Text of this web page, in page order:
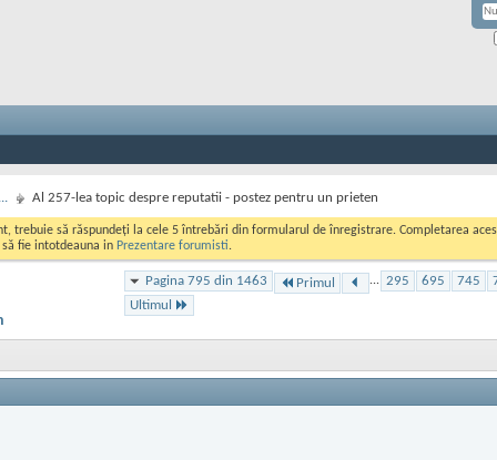
Al 257-lea topic despre reputatii - postez pentru un prieten
trebuie să răspundeți la cele 5 întrebări din formularul de înregistrare. Completarea
fie intotdeauna in Prezentare forumisti.
Pagina 795 din 1463 Primul ... 295 695 745
Ultimul